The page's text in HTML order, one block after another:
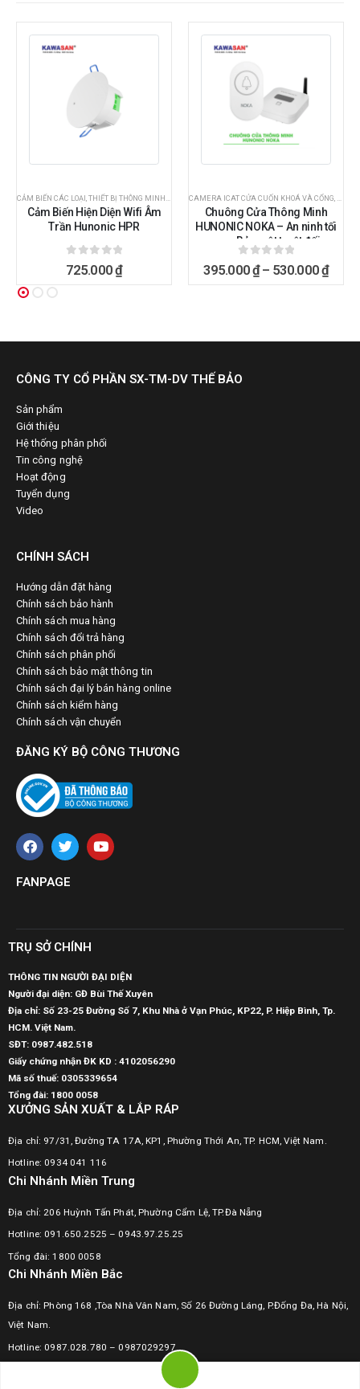
, THIẾT BỊ THÔNG MINH HUNONIC
CẢM BIẾN CÁC LOẠI THIẾT BỊ THÔNG MINH HUNONIC
Cảm Biến Hiện Diện Wifi Âm
Trần Hunonic HPR
0ngoài 5
725.000₫
CAMERA ICAT CỬA CUỐN KHOÁ VÀ CỔNG
Chuông Cửa Thông Minh
HUNONIC NOKA – An ninh tối
ưu – Bảo mật tuyệt đối
0ngoài 5
395.000₫– 530.000₫
CÔNG TY CỔ PHẦN SX-TM-DV THẾ BẢO
Sản phẩm
Giới thiệu
Hệ thống phân phối
Tin công nghệ
Hoạt động
Tuyển dụng
Video
CHÍNH SÁCH
Hướng dẫn đặt hàng
Chính sách bảo hành
Chính sách mua hàng
Chính sách đổi trả hàng
Chính sách phân phối
Chính sách bảo mật thông tin
Chính sách đại lý bán hàng online
Chính sách kiểm hàng
Chính sách vận chuyển
ĐĂNG KÝ BỘ CÔNG THƯƠNG
FANPAGE
TRỤ SỞ CHÍNH
THÔNG TIN NGƯỜI ĐẠI DIỆN
Người đại diện: GĐ Bùi Thế Xuyên
Địa chỉ: Số 23-25 Đường Số 7, Khu Nhà ở Vạn Phúc, KP22, P. Hiệp Bình, Tp.
HCM. Việt Nam.
SĐT: 0987.482.518
Giấy chứng nhận ĐK KD : 4102056290
Mã số thuế: 0305339654
Tổng đài: 1800 0058
XƯỞNG SẢN XUẤT & LẮP RÁP
Địa chỉ: 97/31, Đường TA 17A, KP1, Phường Thới An, TP. HCM, Việt Nam.
Hotline: 0934 041 116
Chi Nhánh Miền Trung
Địa chỉ: 206 Huỳnh Tấn Phát, Phường Cẩm Lệ, TP.Đà Nẵng
Hotline: 091.650.2525 – 0943.97.25.25
Tổng đài: 1800 0058
Chi Nhánh Miền Bắc
Địa chỉ: Phòng 168 ,Tòa Nhà Vân Nam, Số 26 Đường Láng, P.Đống Đa, Hà Nội,
Việt Nam.
Hotline: 0987.028.780 –0987029297